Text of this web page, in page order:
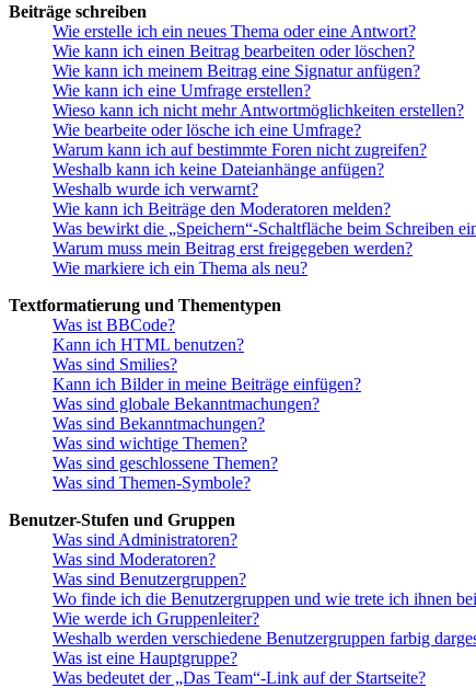
Beiträge schreiben
Wie erstelle ich ein neues Thema oder eine Antwort?
Wie kann ich einen Beitrag bearbeiten oder löschen?
Wie kann ich meinem Beitrag eine Signatur anfügen?
Wie kann ich eine Umfrage erstellen?
Wieso kann ich nicht mehr Antwortmöglichkeiten erstellen?
Wie bearbeite oder lösche ich eine Umfrage?
Warum kann ich auf bestimmte Foren nicht zugreifen?
Weshalb kann ich keine Dateianhänge anfügen?
Weshalb wurde ich verwarnt?
Wie kann ich Beiträge den Moderatoren melden?
Was bewirkt die „Speichern“-Schaltfläche beim Schreiben
Warum muss mein Beitrag erst freigegeben werden?
Wie markiere ich ein Thema als neu?
Textformatierung und Thementypen
Was ist BBCode?
Kann ich HTML benutzen?
Was sind Smilies?
Kann ich Bilder in meine Beiträge einfügen?
Was sind globale Bekanntmachungen?
Was sind Bekanntmachungen?
Was sind wichtige Themen?
Was sind geschlossene Themen?
Was sind Themen-Symbole?
Benutzer-Stufen und Gruppen
Was sind Administratoren?
Was sind Moderatoren?
Was sind Benutzergruppen?
Wo finde ich die Benutzergruppen und wie trete ich ihnen
Wie werde ich Gruppenleiter?
Weshalb werden verschiedene Benutzergruppen farbig
Was ist eine Hauptgruppe?
Was bedeutet der „Das Team“-Link auf der Startseite?